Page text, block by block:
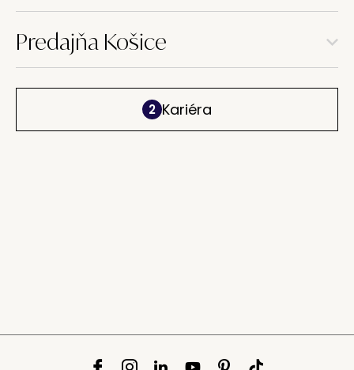
Predajňa Košice
2 Kariéra